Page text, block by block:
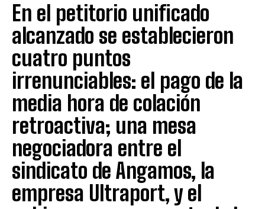
En el petitorio unificado
alcanzado se establecieron
cuatro puntos
irrenunciables: el pago de la
media hora de colación
retroactiva; una mesa
negociadora entre el
sindicato de Angamos, la
empresa Ultraport, y el